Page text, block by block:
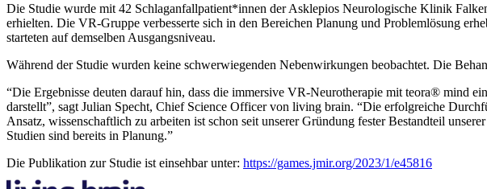
Die Studie wurde mit 42 Schlaganfallpatient*innen der Asklepios Neurologische Klinik
erhielten. Die VR-Gruppe verbesserte sich in den Bereichen Planung und Problemlösung
starteten auf demselben Ausgangsniveau.
Während der Studie wurden keine schwerwiegenden Nebenwirkungen beobachtet. Die
“Die Ergebnisse deuten darauf hin, dass die immersive VR-Neurotherapie mit teora® mind
darstellt”, sagt Julian Specht, Chief Science Officer von living brain. “Die erfolgreiche
Ansatz, wissenschaftlich zu arbeiten ist schon seit unserer Gründung fester Bestandteil
Studien sind bereits in Planung.”
Die Publikation zur Studie ist einsehbar unter: https://games.jmir.org/2023/1/e45816